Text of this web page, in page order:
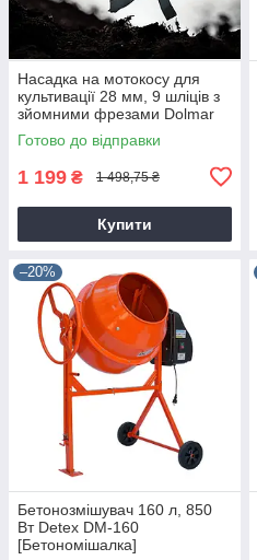
Насадка на мотокосу для
культивації 28 мм, 9 шліців з
зйомними фрезами Dolmar
9T28
Готово до відправки
1 199 ₴ 1 498,75 ₴
Купити
–20%
Бетонозмішувач 160 л, 850
Вт Detex DM-160
[Бетономішалка]